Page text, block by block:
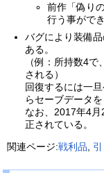
前作「偽り
行う事ができ
バグにより装備
ある。
（例：所持数4
される）
回復するには一
らセーブデータ
なお、2017年4
正されている。
関連ページ:戦利品